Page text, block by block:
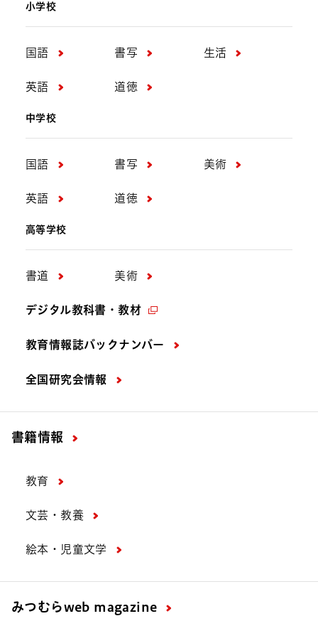
小学校
国語 書写 生活
英語 道徳
中学校
国語 書写 美術
英語 道徳
高等学校
書道 美術
デジタル教科書・教材
教育情報誌バックナンバー
全国研究会情報
書籍情報
教育
文芸・教養
絵本・児童文学
みつむらweb magazine